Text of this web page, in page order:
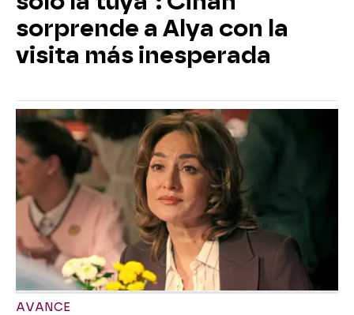
sorprende a Alya con la
visita más inesperada
AVANCE